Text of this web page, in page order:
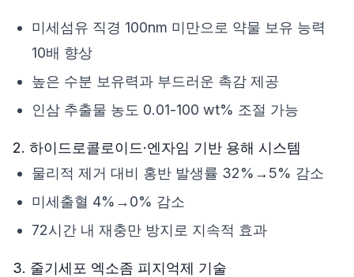
미세섬유 직경 100nm 미만으로 약물 보유 능력
10배 향상
높은 수분 보유력과 부드러운 촉감 제공
인삼 추출물 농도 0.01-100 wt% 조절 가능
2. 하이드로콜로이드·엔자임 기반 용해 시스템
물리적 제거 대비 홍반 발생률 32%→5% 감소
미세출혈 4%→0% 감소
72시간 내 재충만 방지로 지속적 효과
3. 줄기세포 엑소좀 피지억제 기술